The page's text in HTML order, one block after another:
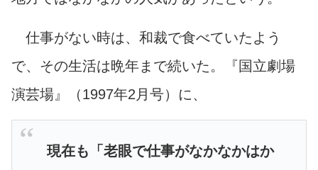
仕事がない時は、和裁で食べていたよう
で、その生活は晩年まで続いた。
『国立劇場
演芸場』（1997年2月号）に、
現在も「老眼で仕事がなかなかはか